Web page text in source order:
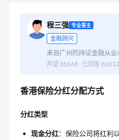
程三强 专业答主
金融顾问
来自广州的持证金融从业
声望 85548 · 已回答
香港保险分红分配方式
分红类型
现金分红：保险公司将红利